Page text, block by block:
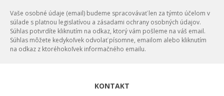
Vaše osobné údaje (email) budeme spracovávať len za týmto účelom v
súlade s platnou legislatívou a zásadami ochrany osobných údajov.
Súhlas potvrdíte kliknutím na odkaz, ktorý vám pošleme na váš email.
Súhlas môžete kedykoľvek odvolať písomne, emailom alebo kliknutím
na odkaz z ktoréhokoľvek informačného emailu.
KONTAKT